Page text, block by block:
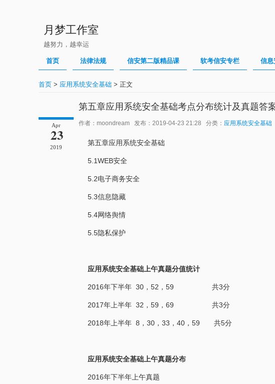
月梦工作室
越努力，越幸运
首页 法律法规 信安第二版精品课 软考信安专栏 信息
首页 > 应用系统安全基础 > 正文
第五章应用系统安全基础考点分布统计及真题答
Apr
23
2019
作者：moondream 发布：2019-04-23 21:28 分类： 应用系统安全基础
第五章应用系统安全基础
5.1WEB安全
5.2电子商务安全
5.3信息隐藏
5.4网络舆情
5.5隐私保护
应用系统安全基础上午真题分值统计
2016年下半年 30，52，59 共3分
2017年上半年 32，59，69 共3分
2018年上半年 8，30，33，40，59 共5分
应用系统安全基础上午真题分布
2016年下半年上午真题